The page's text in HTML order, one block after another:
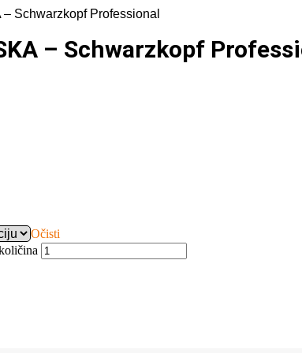
Schwarzkopf Professional
– Schwarzkopf
Očisti